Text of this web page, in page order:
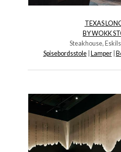
TEXAS
BY WOKK
Steakhouse,
Spisebordsstole| Lamper|